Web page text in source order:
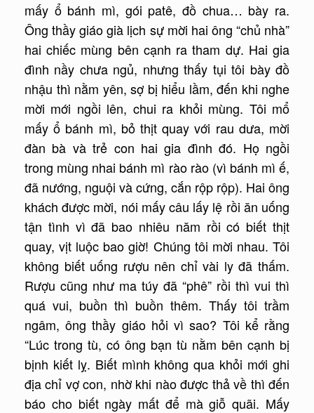
mấy ổ bánh mì, gói patê, đồ chua… bày ra.
Ông thầy giáo già lịch sự mời hai ông “chủ nhà”
hai chiếc mùng bên cạnh ra tham dự. Hai gia
đình nầy chưa ngủ, nhưng thấy tụi tôi bày đồ
nhậu thì nằm yên, sợ bị hiểu lầm, đến khi nghe
mời mới ngồi lên, chui ra khỏi mùng. Tôi mổ
mấy ổ bánh mì, bỏ thịt quay với rau dưa, mời
đàn bà và trẻ con hai gia đình đó. Họ ngồi
trong mùng nhai bánh mì rào rào (vì bánh mì ế,
đã nướng, nguội và cứng, cắn rộp rộp). Hai ông
khách được mời, nói mấy câu lấy lệ rồi ăn uống
tận tình vì đã bao nhiêu năm rồi có biết thịt
quay, vịt luộc bao giờ! Chúng tôi mời nhau. Tôi
không biết uống rượu nên chỉ vài ly đã thấm.
Rượu cũng như ma túy đã “phê” rồi thì vui thì
quá vui, buồn thì buồn thêm. Thấy tôi trầm
ngâm, ông thầy giáo hỏi vì sao? Tôi kể rằng
“Lúc trong tù, có ông bạn tù nằm bên cạnh bị
bịnh kiết lỵ. Biết mình không qua khỏi mới ghi
địa chỉ vợ con, nhờ khi nào được thả về thì đến
báo cho biết ngày mất để mà giỗ quãi. Mấy